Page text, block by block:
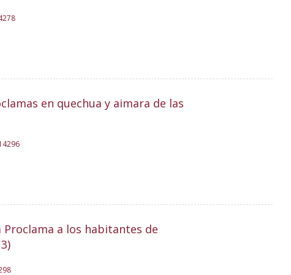
en quechua y aimara de las
a los habitantes de